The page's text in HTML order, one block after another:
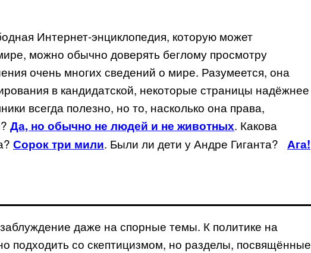
Интернет-энциклопедия, которую может
можно обычно доверять беглому просмотру
очень многих сведений о мире. Разумеется, она
в кандидатской, некоторые страницы надёжнее
всегда полезно, но то, насколько она права,
Да, но обычно не людей и не животных. Какова
Сорок три мили. Были ли дети у Андре Гиганта? Ага!
даже на спорные темы. К политике на
подходить со скептицизмом, но разделы, посвящённые